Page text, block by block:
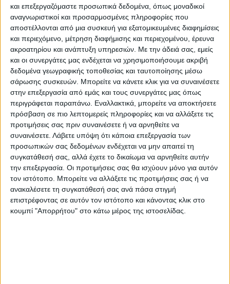
και επεξεργαζόμαστε προσωπικά δεδομένα, όπως μοναδικοί
αναγνωριστικοί και προσαρμοσμένες πληροφορίες που
αποστέλλονται από μια συσκευή για εξατομικευμένες διαφημίσεις
και περιεχόμενο, μέτρηση διαφήμισης και περιεχομένου, έρευνα
ακροατηρίου και ανάπτυξη υπηρεσιών. Με την άδειά σας, εμείς
και οι συνεργάτες μας ενδέχεται να χρησιμοποιήσουμε ακριβή
δεδομένα γεωγραφικής τοποθεσίας και ταυτοποίησης μέσω
σάρωσης συσκευών. Μπορείτε να κάνετε κλικ για να συναινέσετε
στην επεξεργασία από εμάς και τους συνεργάτες μας όπως
περιγράφεται παραπάνω. Εναλλακτικά, μπορείτε να αποκτήσετε
πρόσβαση σε πιο λεπτομερείς πληροφορίες και να αλλάξετε τις
προτιμήσεις σας πριν συναινέσετε ή να αρνηθείτε να
συναινέσετε. Λάβετε υπόψη ότι κάποια επεξεργασία των
προσωπικών σας δεδομένων ενδέχεται να μην απαιτεί τη
συγκατάθεσή σας, αλλά έχετε το δικαίωμα να αρνηθείτε αυτήν
την επεξεργασία. Οι προτιμήσεις σας θα ισχύουν μόνο για αυτόν
τον ιστότοπο. Μπορείτε να αλλάξετε τις προτιμήσεις σας ή να
ανακαλέσετε τη συγκατάθεσή σας ανά πάσα στιγμή
επιστρέφοντας σε αυτόν τον ιστότοπο και κάνοντας κλικ στο
κουμπί "Απορρήτου" στο κάτω μέρος της ιστοσελίδας.
Περισσότερα στοιχεία και πιο ακριβής
εκτίμηση για το αν αυτή η ψυχρή εισβολή
που αναμένεται να τροφοδοτηθεί από το
θερμό για την εποχή υγρό στοιχείο της
θάλασσας ανάμεσα στο Θερμαϊκό και τα
παράλια Λάρισας και Μαγνησίας στο Αιγαίο